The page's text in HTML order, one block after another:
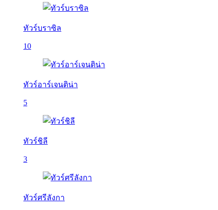
ทัวร์บราซิล
10
ทัวร์อาร์เจนติน่า
5
ทัวร์ชิลี
3
ทัวร์ศรีลังกา